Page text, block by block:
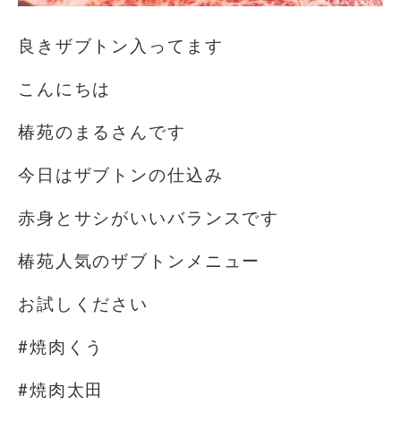
良きザブトン入ってます
こんにちは️
椿苑のまるさんです
今日はザブトンの仕込み
赤身とサシがいいバランスです
椿苑人気のザブトンメニュー
お試しください
#焼肉くう
#焼肉太田